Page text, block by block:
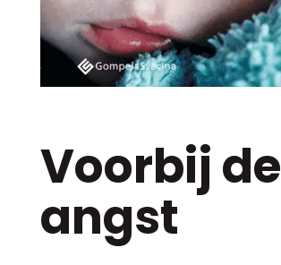
Voorbij de
angst